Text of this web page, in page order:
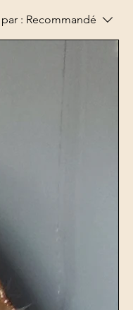
: Recommandé